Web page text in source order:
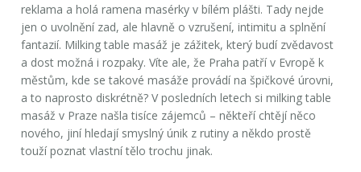
reklama a holá ramena masérky v bílém plášti. Tady nejde
jen o uvolnění zad, ale hlavně o vzrušení, intimitu a splnění
fantazií. Milking table masáž je zážitek, který budí zvědavost
a dost možná i rozpaky. Víte ale, že Praha patří v Evropě k
městům, kde se takové masáže provádí na špičkové úrovni,
a to naprosto diskrétně? V posledních letech si milking table
masáž v Praze našla tisíce zájemců – někteří chtějí něco
nového, jiní hledají smyslný únik z rutiny a někdo prostě
touží poznat vlastní tělo trochu jinak.